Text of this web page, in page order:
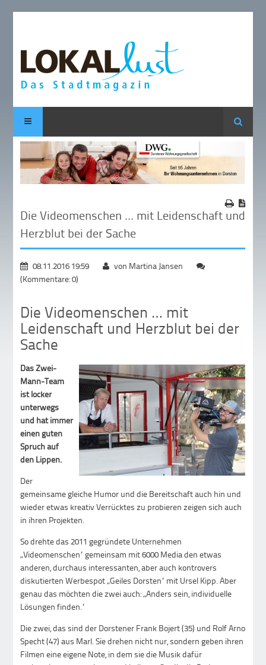
Suche
Die Videomenschen … mit Leidenschaft und
Herzblut bei der Sache
08.11.2016 19:59
von Martina Jansen
(Kommentare: 0)
Die Videomenschen … mit
Leidenschaft und Herzblut bei der
Sache
Das Zwei-
Mann-Team
ist locker
unterwegs
und hat immer
einen guten
Spruch auf
den Lippen.
Der
gemeinsame gleiche Humor und die Bereitschaft auch hin und
wieder etwas kreativ Verrücktes zu probieren zeigen sich auch
in ihren Projekten.
So drehte das 2011 gegründete Unternehmen
„Videomenschen“ gemeinsam mit 6000 Media den etwas
anderen, durchaus interessanten, aber auch kontrovers
diskutierten Werbespot „Geiles Dorsten“ mit Ursel Kipp. Aber
genau das möchten die zwei auch: „Anders sein, individuelle
Lösungen finden.“
Die zwei, das sind der Dorstener Frank Bojert (35) und Rolf Arno
Specht (47) aus Marl. Sie drehen nicht nur, sondern geben ihren
Filmen eine eigene Note, in dem sie die Musik dafür